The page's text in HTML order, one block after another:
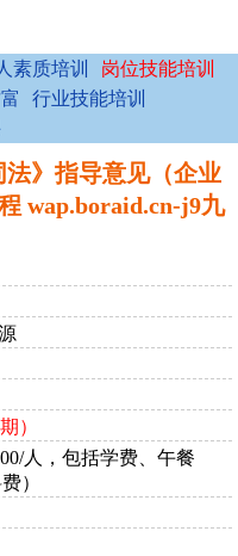
素质培训
岗位技能培训
行业技能培训
》指导意见（企业
wap.boraid.cn-j9九
）
人，包括学费、午餐
）